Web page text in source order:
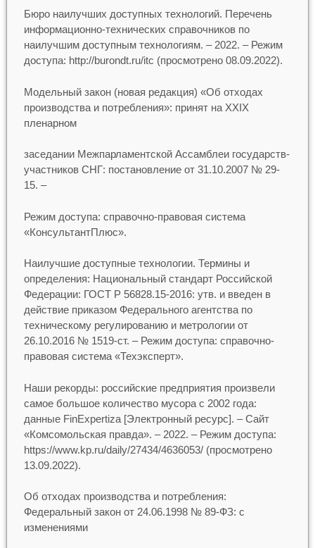
Бюро наилучших доступных технологий. Перечень
информационно-технических справочников по
наилучшим доступным технологиям. – 2022. – Режим
доступа: http://burondt.ru/itc (просмотрено 08.09.2022).
Модельный закон (новая редакция) «Об отходах
производства и потребления»: принят на XXIX
пленарном
заседании Межпарламентской Ассамблеи государств-
участников СНГ: постановление от 31.10.2007 № 29-
15. –
Режим доступа: справочно-правовая система
«КонсультантПлюс».
Наилучшие доступные технологии. Термины и
определения: Национальный стандарт Российской
Федерации: ГОСТ Р 56828.15-2016: утв. и введен в
действие приказом Федерального агентства по
техническому регулированию и метрологии от
26.10.2016 № 1519-ст. – Режим доступа: справочно-
правовая система «Техэксперт».
Наши рекорды: российские предприятия произвели
самое большое количество мусора с 2002 года:
данные FinExpertiza [Электронный ресурс]. – Сайт
«Комсомольская правда». – 2022. – Режим доступа:
https://www.kp.ru/daily/27434/4636053/ (просмотрено
13.09.2022).
Об отходах производства и потребления:
Федеральный закон от 24.06.1998 № 89-ФЗ: с
изменениями